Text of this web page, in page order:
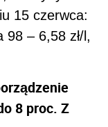
15 czerwca:
98 – 6,58 zł/l,
8 proc. Z